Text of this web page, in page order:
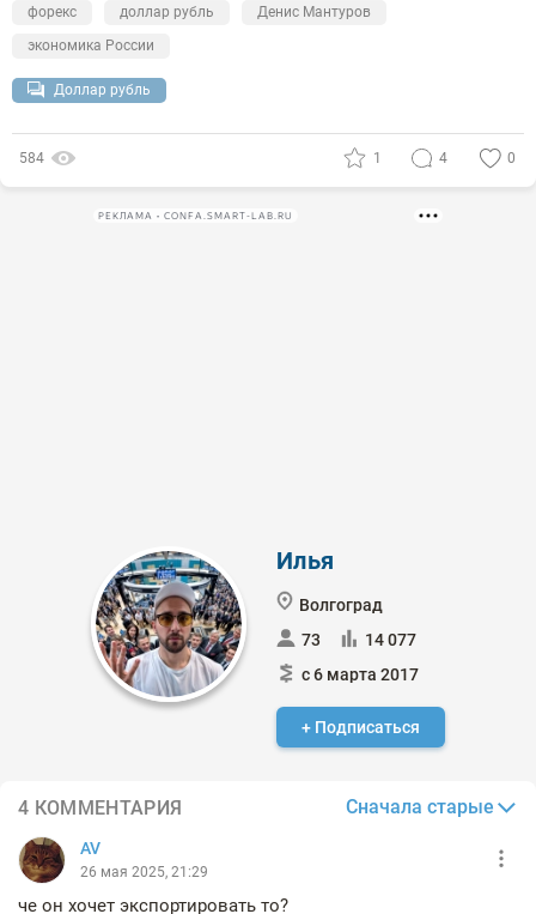
форекс
доллар рубль
Денис Мантуров
экономика России
Доллар рубль
584 1 4 0
РЕКЛАМА • CONFA.SMART-LAB.RU
Илья
Волгоград
73
14 077
с 6 марта 2017
+ Подписаться
4 КОММЕНТАРИЯ Сначала старые
AV
26 мая 2025, 21:29
че он хочет экспортировать то?